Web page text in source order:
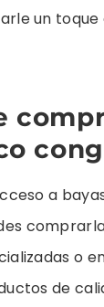
un
a
o
de